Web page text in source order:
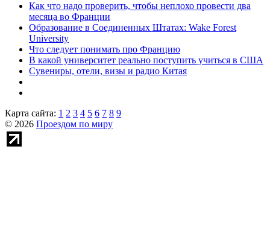
Как что надо проверить, чтобы неплохо провести два
месяца во Франции
Образование в Соединенных Штатах: Wake Forest
University
Что следует понимать про Францию
В какой университет реально поступить учиться в США
Сувениры, отели, визы и радио Китая
Карта сайта: 1 2 3 4 5 6 7 8 9
© 2026 Проездом по миру